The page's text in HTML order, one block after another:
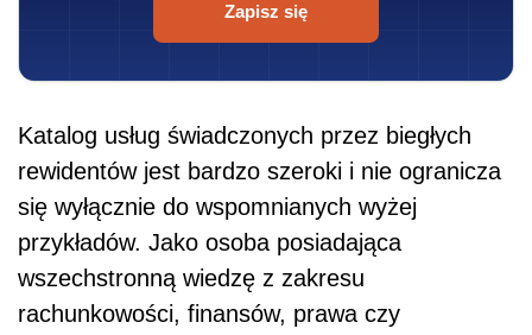
Zapisz się
Katalog usług świadczonych przez biegłych
rewidentów jest bardzo szeroki i nie ogranicza
się wyłącznie do wspomnianych wyżej
przykładów. Jako osoba posiadająca
wszechstronną wiedzę z zakresu
rachunkowości, finansów, prawa czy